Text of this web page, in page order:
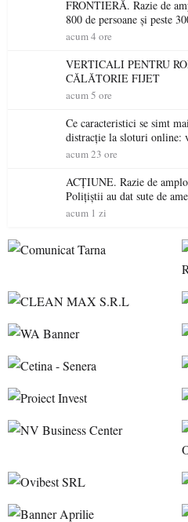
FRONTIERĂ. Razie de
800 de persoane și peste
acum 4 ore
VERTICALI PENTRU
CĂLĂTORIE FIJET
acum 5 ore
Ce caracteristici se simt
distracție la sloturi online:
acum 23 ore
ACȚIUNE. Razie de
Polițiștii au dat sute de
permis într-o singură zi
acum 1 zi